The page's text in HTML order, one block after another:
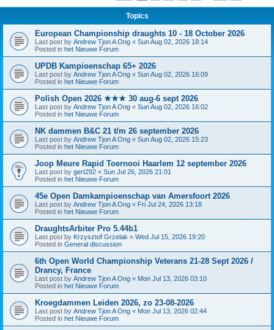
Topics
European Championship draughts 10 - 18 October 2026
Last post by Andrew Tjon A Ong « Sun Aug 02, 2026 18:14
Posted in het Nieuwe Forum
UPDB Kampioenschap 65+ 2026
Last post by Andrew Tjon A Ong « Sun Aug 02, 2026 16:09
Posted in het Nieuwe Forum
Polish Open 2026 ★★★ 30 aug-6 sept 2026
Last post by Andrew Tjon A Ong « Sun Aug 02, 2026 16:02
Posted in het Nieuwe Forum
NK dammen B&C 21 t/m 26 september 2026
Last post by Andrew Tjon A Ong « Sun Aug 02, 2026 15:23
Posted in het Nieuwe Forum
Joop Meure Rapid Toernooi Haarlem 12 september 2026
Last post by gert292 « Sun Jul 26, 2026 21:01
Posted in het Nieuwe Forum
45e Open Damkampioenschap van Amersfoort 2026
Last post by Andrew Tjon A Ong « Fri Jul 24, 2026 13:18
Posted in het Nieuwe Forum
DraughtsArbiter Pro 5.44b1
Last post by Krzysztof Grzelak « Wed Jul 15, 2026 19:20
Posted in General discussion
6th Open World Championship Veterans 21-28 Sept 2026 /
Drancy, France
Last post by Andrew Tjon A Ong « Mon Jul 13, 2026 03:10
Posted in het Nieuwe Forum
Kroegdammen Leiden 2026, zo 23-08-2026
Last post by Andrew Tjon A Ong « Mon Jul 13, 2026 02:44
Posted in het Nieuwe Forum